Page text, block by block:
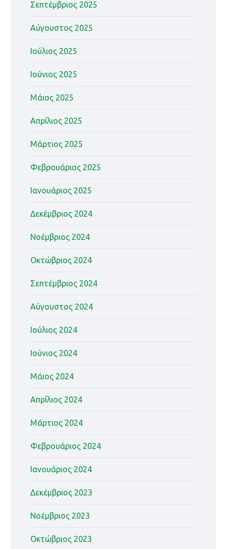
Σεπτέμβριος 2025
Αύγουστος 2025
Ιούλιος 2025
Ιούνιος 2025
Μάιος 2025
Απρίλιος 2025
Μάρτιος 2025
Φεβρουάριος 2025
Ιανουάριος 2025
Δεκέμβριος 2024
Νοέμβριος 2024
Οκτώβριος 2024
Σεπτέμβριος 2024
Αύγουστος 2024
Ιούλιος 2024
Ιούνιος 2024
Μάιος 2024
Απρίλιος 2024
Μάρτιος 2024
Φεβρουάριος 2024
Ιανουάριος 2024
Δεκέμβριος 2023
Νοέμβριος 2023
Οκτώβριος 2023